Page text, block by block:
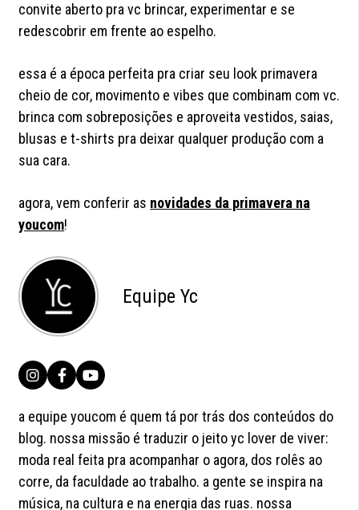
convite aberto pra vc brincar, experimentar e se
redescobrir em frente ao espelho.
essa é a época perfeita pra criar seu look primavera
cheio de cor, movimento e vibes que combinam com vc.
brinca com sobreposições e aproveita vestidos, saias,
blusas e t-shirts pra deixar qualquer produção com a
sua cara.
agora, vem conferir as novidades da primavera na
youcom!
Equipe Yc
a equipe youcom é quem tá por trás dos conteúdos do
blog. nossa missão é traduzir o jeito yc lover de viver:
moda real feita pra acompanhar o agora, dos rolês ao
corre, da faculdade ao trabalho. a gente se inspira na
música, na cultura e na energia das ruas. nossa